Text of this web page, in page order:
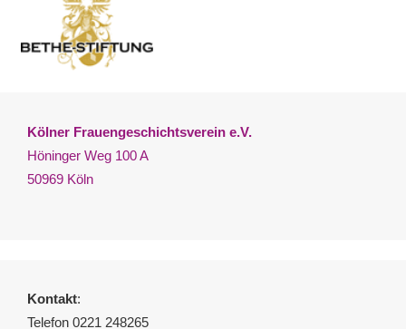
Kölner Frauengeschichtsverein e.V.
Höninger Weg 100 A
50969 Köln
Kontakt:
Telefon 0221 248265